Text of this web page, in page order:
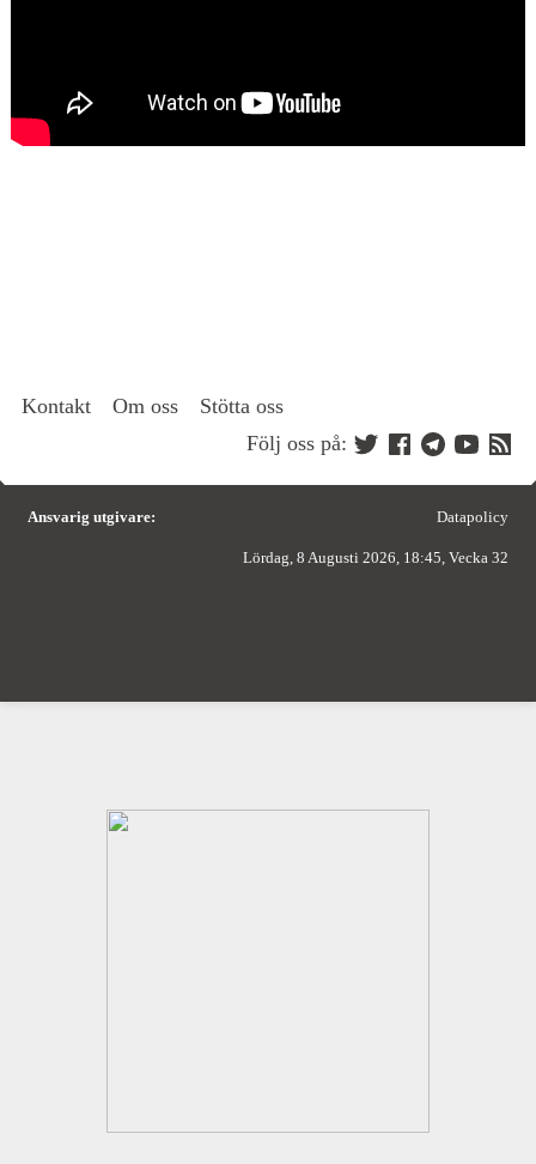
Kontakt Om oss
Stötta oss
Följ oss på:
Ansvarig utgivare: Datapolicy
Lördag, 8 Augusti 2026, 18:45, Vecka 32